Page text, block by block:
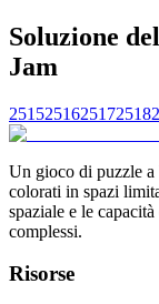
Soluzione
Jam
2515251625172518
Un gioco di puzzle
colorati in spazi
spaziale e le
complessi.
Risorse